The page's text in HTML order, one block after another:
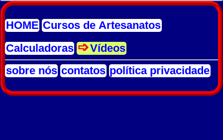
HOME Cursos de Artesanatos
Calculadoras
Vídeos
sobre nós contatos política privacidade